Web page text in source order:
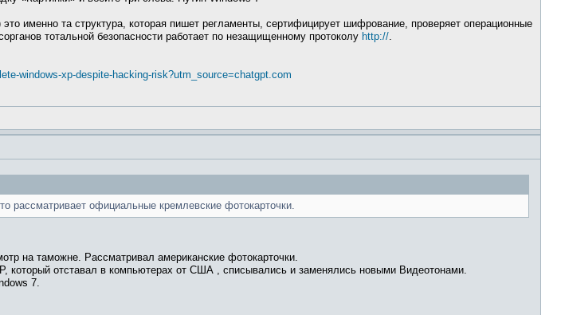
именно та структура, которая пишет регламенты, сертифицирует шифрование, проверяет операционные
тотальной безопасности работает по незащищенному протоколу http://.
windows-xp-despite-hacking-risk?utm_source=chatgpt.com
рассматривает официальные кремлевские фотокарточки.
на таможне. Рассматривал американские фотокарточки.
который отставал в компьютерах от США , списывались и заменялись новыми Видеотонами.
7.